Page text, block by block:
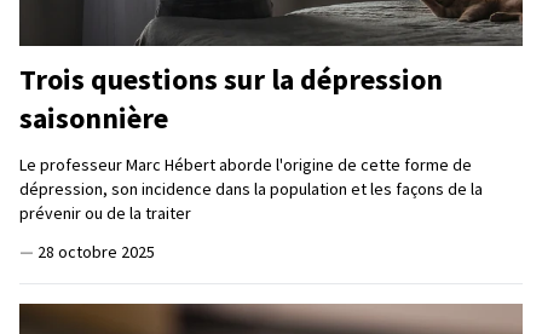
Trois questions sur la dépression
saisonnière
Le professeur Marc Hébert aborde l'origine de cette forme de
dépression, son incidence dans la population et les façons de la
prévenir ou de la traiter
— 28 octobre 2025